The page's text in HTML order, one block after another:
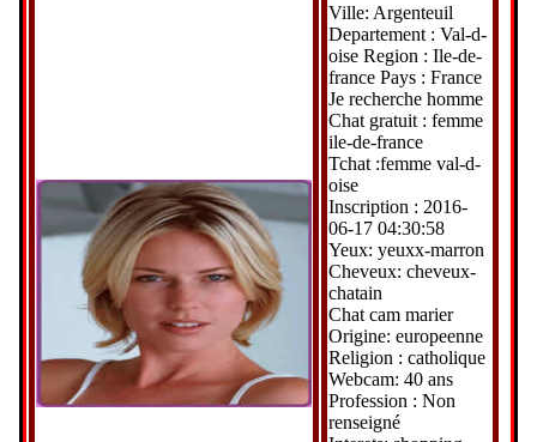
Ville: Argenteuil
Departement : Val-d-
oise Region : Ile-de-
france Pays : France
Je recherche homme
Chat gratuit : femme
ile-de-france
Tchat :femme val-d-
oise
Inscription : 2016-
06-17 04:30:58
Yeux: yeuxx-marron
Cheveux: cheveux-
chatain
Chat cam marier
Origine: europeenne
Religion : catholique
Webcam: 40 ans
Profession : Non
renseigné